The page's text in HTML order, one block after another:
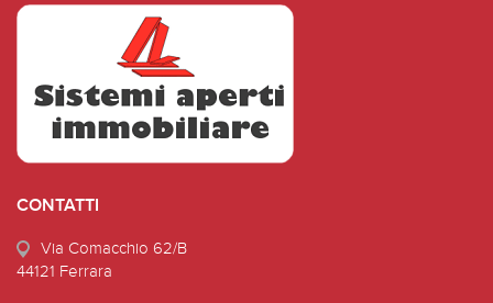
CONTATTI
Via Comacchio 62/B
44121 Ferrara